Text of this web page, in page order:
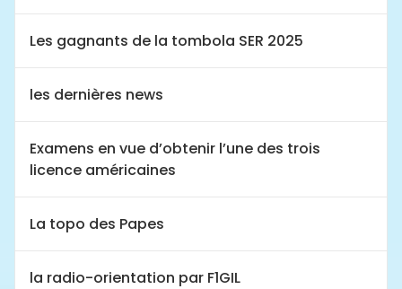
Les gagnants de la tombola SER 2025
les dernières news
Examens en vue d’obtenir l’une des trois
licence américaines
La topo des Papes
la radio-orientation par F1GIL